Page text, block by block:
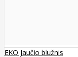
EKO Jaučio blužnis